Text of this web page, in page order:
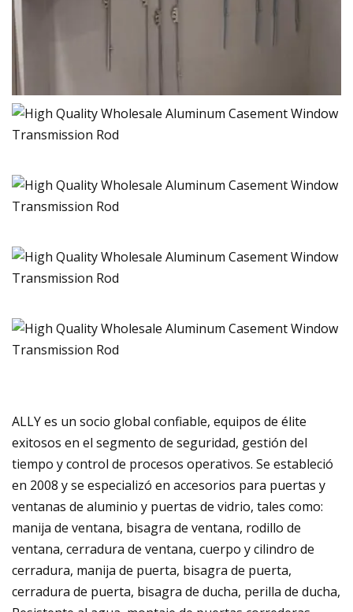
ALLY es un socio global confiable, equipos de élite
exitosos en el segmento de seguridad, gestión del
tiempo y control de procesos operativos. Se estableció
en 2008 y se especializó en accesorios para puertas y
ventanas de aluminio y puertas de vidrio, tales como:
manija de ventana, bisagra de ventana, rodillo de
ventana, cerradura de ventana, cuerpo y cilindro de
cerradura, manija de puerta, bisagra de puerta,
cerradura de puerta, bisagra de ducha, perilla de ducha,